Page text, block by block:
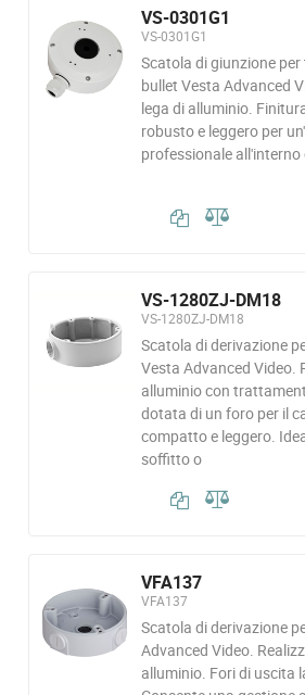
VS-0301G1
VS-0301G1
Scatola di giunzione per
bullet Vesta Advanced
lega di alluminio.
robusto e leggero per
professionale all'interno
VS-1280ZJ-DM18
VS-1280ZJ-DM18
Scatola di derivazione
Vesta Advanced Video.
alluminio con
dotata di un foro per il
compatto e leggero.
soffitto o
VFA137
VFA137
Scatola di derivazione
Advanced Video.
alluminio. Fori di uscita